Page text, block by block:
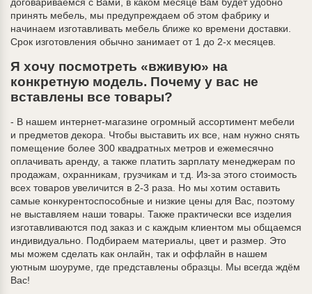
принять мебель, мы предупреждаем об этом фабрику и
начинаем изготавливать мебель ближе ко времени доставки.
Срок изготовления обычно занимает от 1 до 2-х месяцев.
Я хочу посмотреть «вживую» на
конкретную модель. Почему у вас не
вставлены все товары?
- В нашем интернет-магазине огромный ассортимент мебели
и предметов декора. Чтобы выставить их все, нам нужно снять
помещение более 300 квадратных метров и ежемесячно
оплачивать аренду, а также платить зарплату менеджерам по
продажам, охранникам, грузчикам и т.д. Из-за этого стоимость
всех товаров увеличится в 2-3 раза. Но мы хотим оставить
самые конкурентоспособные и низкие цены для Вас, поэтому
не выставляем наши товары. Также практически все изделия
изготавливаются под заказ и с каждым клиентом мы общаемся
индивидуально. Подбираем материалы, цвет и размер. Это
мы можем сделать как онлайн, так и оффлайн в нашем
уютным шоуруме, где представлены образцы. Мы всегда ждём
Вас!